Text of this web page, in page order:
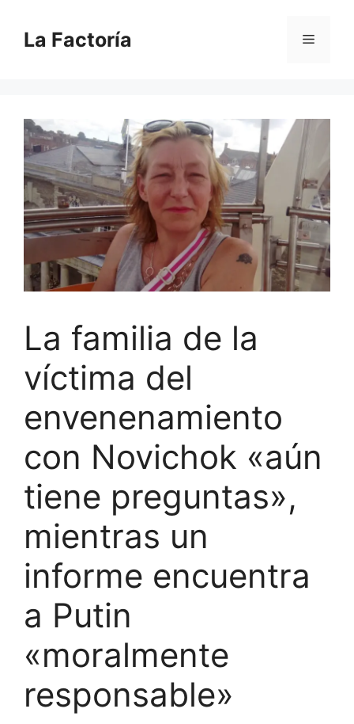
contenido
La Factoría Menú
La familia de la
víctima del
envenenamiento
con Novichok «aún
tiene preguntas»,
mientras un
informe encuentra
a Putin
«moralmente
responsable»